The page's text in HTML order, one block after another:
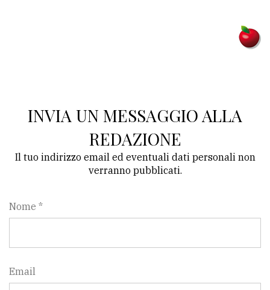
INVIA UN MESSAGGIO ALLA
REDAZIONE
Il tuo indirizzo email ed eventuali dati personali non
verranno pubblicati.
Nome *
Email